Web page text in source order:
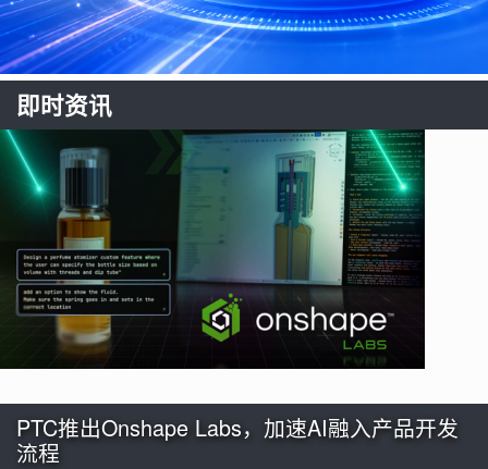
即时资讯
PTC推出Onshape Labs，加速AI融入产品开发
流程